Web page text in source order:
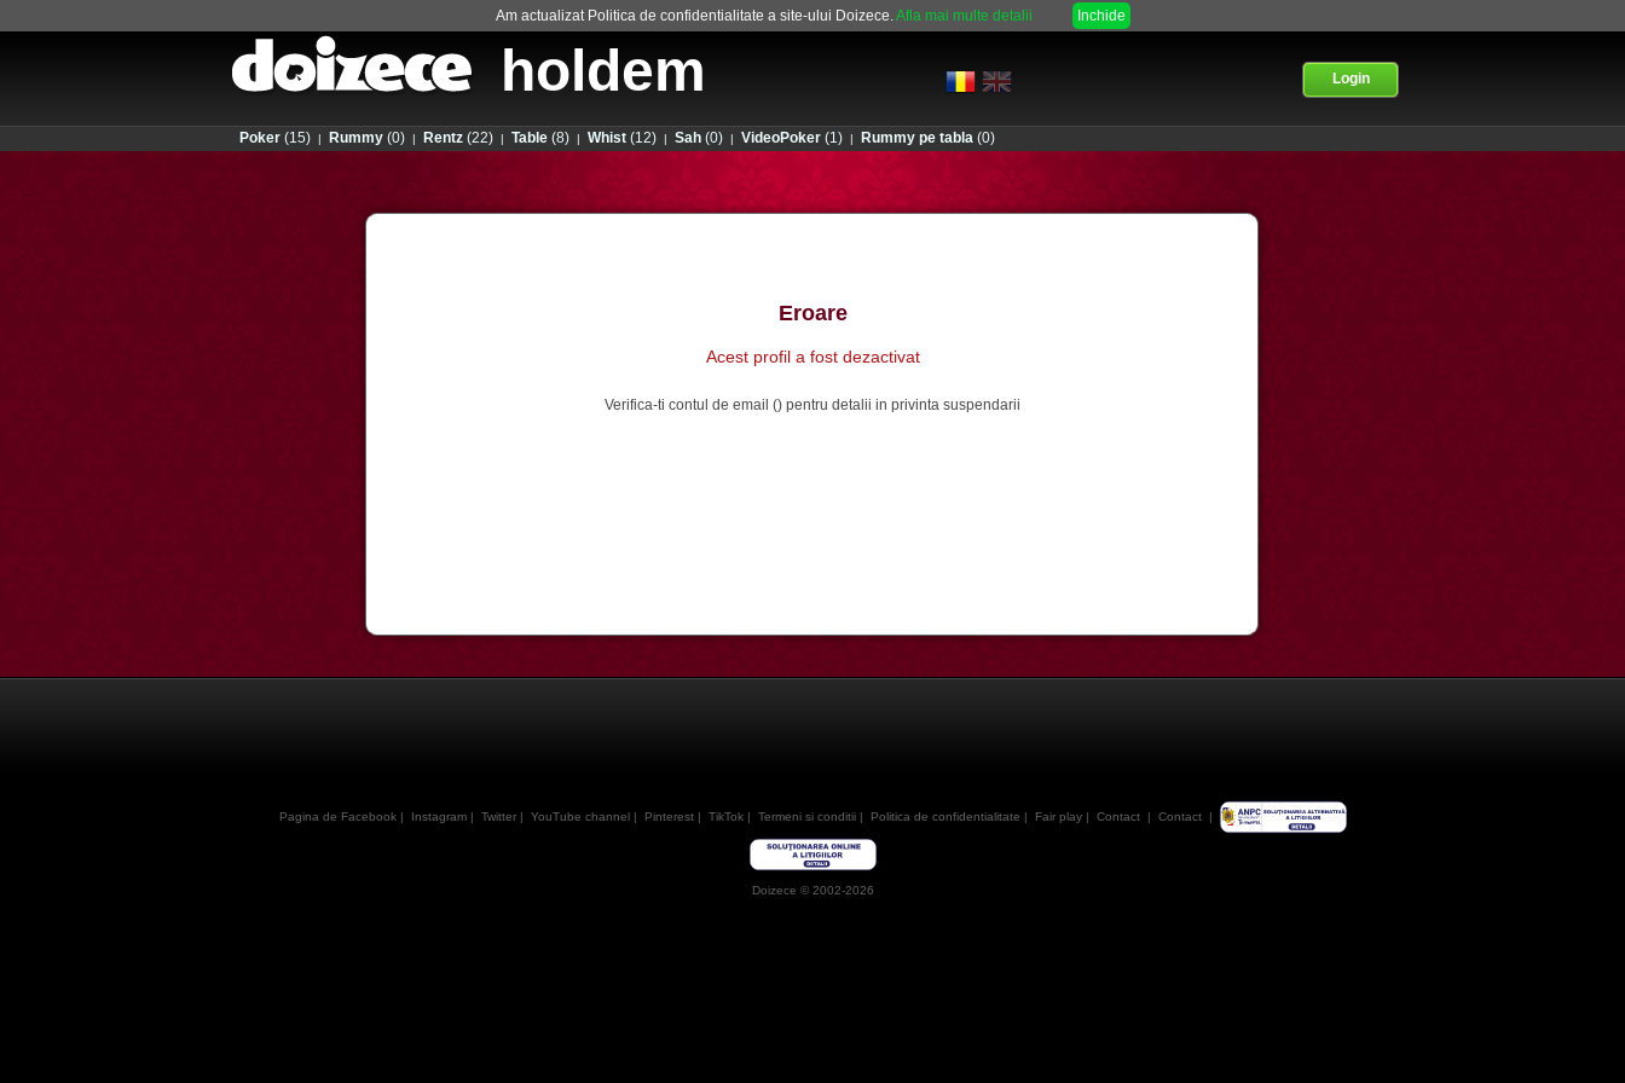
Am actualizat Politica de confidentialitate a site-ului Doizece.Afla mai multe detalii Inchide
holdem Login
Poker (15) | Rummy (0) | Rentz (22) | Table (8) | Whist (12) | Sah (0) | VideoPoker (1) | Rummy pe tabla (0)
Eroare
Acest profil a fost dezactivat
Verifica-ti contul de email () pentru detalii in privinta suspendarii
Pagina de Facebook| Instagram| Twitter| YouTube channel| Pinterest| TikTok| Termeni si conditii| Politica de confidentialitate | Fair play| Contact| Contact|
Doizece © 2002-2026